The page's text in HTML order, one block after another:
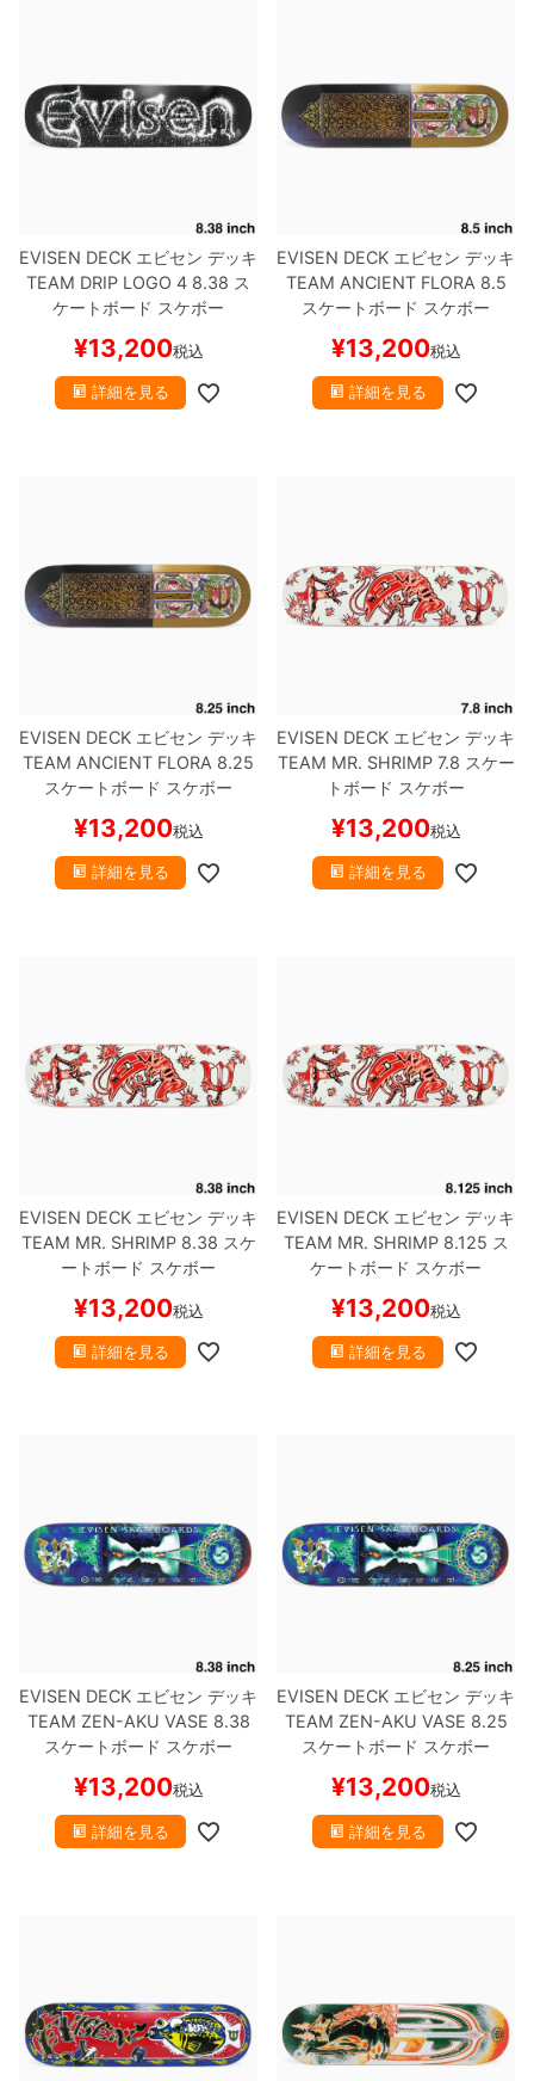
EVISEN DECK エビセン デッキ
TEAM DRIP LOGO 4 8.38 ス
ケートボード スケボー
¥13,200税込
詳細を見る
EVISEN DECK エビセン デッキ
TEAM ANCIENT FLORA 8.5
スケートボード スケボー
¥13,200税込
詳細を見る
EVISEN DECK エビセン デッキ
TEAM ANCIENT FLORA 8.25
スケートボード スケボー
¥13,200税込
詳細を見る
EVISEN DECK エビセン デッキ
TEAM MR. SHRIMP 7.8 スケー
トボード スケボー
¥13,200税込
詳細を見る
EVISEN DECK エビセン デッキ
TEAM MR. SHRIMP 8.38 スケ
ートボード スケボー
¥13,200税込
詳細を見る
EVISEN DECK エビセン デッキ
TEAM MR. SHRIMP 8.125 ス
ケートボード スケボー
¥13,200税込
詳細を見る
EVISEN DECK エビセン デッキ
TEAM ZEN-AKU VASE 8.38
スケートボード スケボー
¥13,200税込
詳細を見る
EVISEN DECK エビセン デッキ
TEAM ZEN-AKU VASE 8.25
スケートボード スケボー
¥13,200税込
詳細を見る